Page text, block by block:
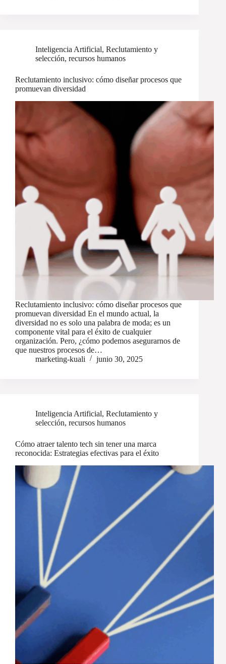
Inteligencia Artificial, Reclutamiento y
selección, recursos humanos
Reclutamiento inclusivo: cómo diseñar procesos que
promuevan diversidad
Reclutamiento inclusivo: cómo diseñar procesos que
promuevan diversidad En el mundo actual, la
diversidad no es solo una palabra de moda; es un
componente vital para el éxito de cualquier
organización. Pero, ¿cómo podemos asegurarnos de
que nuestros procesos de…
marketing-kuali
junio 30, 2025
Inteligencia Artificial, Reclutamiento y
selección, recursos humanos
Cómo atraer talento tech sin tener una marca
reconocida: Estrategias efectivas para el éxito